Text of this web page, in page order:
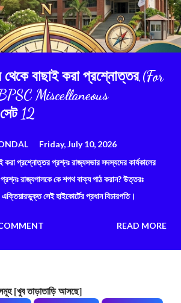
থেকে বাছাই করা প্রশ্নোত্তর,(For
Miscellaneous
12
Friday, July 10, 2026
করা প্রশ্নোত্তর প্রশ্নঃ রাজ্যসভার সদস্যদের কার্যকালের
রাজ্যপালকে কে শপথ বাক্য পাঠ করান? উত্তরঃ
এক্তিয়ারভুক্ত সেই হাইকোর্টের প্রধান বিচারপতি।
READ MORE
[খুব তাড়াতাড়ি আসছে]